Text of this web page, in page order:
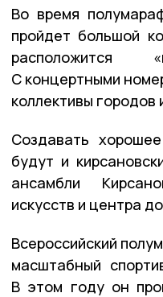
Во время
пройдет большой
расположится
С концертными
коллективы городов
Создавать
будут и
ансамбли
искусств и центра
Всероссийский
масштабный
В этом году он